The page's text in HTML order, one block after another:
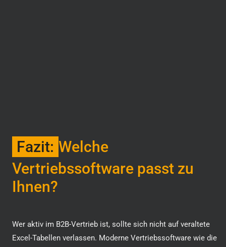
Fazit: Welche
Vertriebssoftware passt zu
Ihnen?
Wer aktiv im B2B-Vertrieb ist, sollte sich nicht auf veraltete
Excel-Tabellen verlassen. Moderne Vertriebssoftware wie die